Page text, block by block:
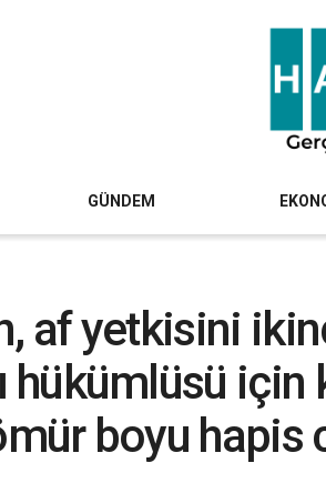
GÜNDEM
af yetkisini
hükümlüsü için
boyu hapis